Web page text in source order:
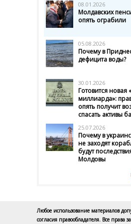
08.01.2026
Молдавских
опять ограбили
05.08.2026
Почему в
дефицита воды?
30.01.2026
Готовится новая
миллиарда»:
опять получит
спасать активы
25.07.2026
Почему в
не заходят
будут
Молдовы
Любое использование материалов
согласия правообладателя. Все